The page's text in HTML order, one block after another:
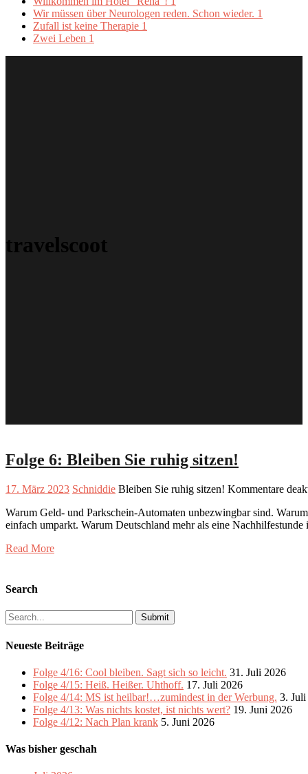
Wir müssen über Neurologen reden. Schon wieder. 1
Zufall ist keine Therapie 1
Zwei Leben 1
travelscoot
Folge 6: Bleiben Sie ruhig sitzen!
17. März 2023 Schniddie Bleiben Sie ruhig sitzen! Kommentare
Warum Geld- und Parkschein-Automaten unbezwingbar sind.
einfach umparkt. Warum Deutschland mehr als eine
Read More
Search
Search
for:
Neueste Beiträge
Folge 4/16: Cool bleiben. Sagt sich so leicht. 31. Juli 2026
Folge 4/15: Heiß. Heißer. Uhthoff. 17. Juli 2026
Folge 4/14: MS ist heilbar!…zumindest in der Werbung. 3.
Folge 4/13: Was nichts kostet, ist nichts wert? 19. Juni 2026
Folge 4/12: Nach Plan krank 5. Juni 2026
Was bisher geschah